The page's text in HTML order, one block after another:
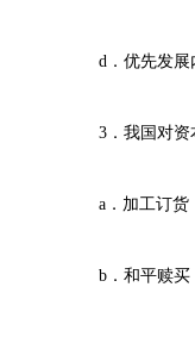
d．优先发展
3．我国对资
a．加工订货
b．和平赎买